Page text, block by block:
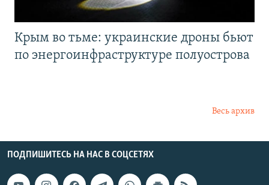
Крым во тьме: украинские дроны бьют
по энергоинфраструктуре полуострова
Весь архив
ПОДПИШИТЕСЬ НА НАС В СОЦСЕТЯХ